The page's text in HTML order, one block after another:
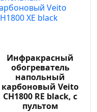
Инфракрасный
обогреватель
напольный
карбоновый Veito
CH1800 RE black, с
пультом